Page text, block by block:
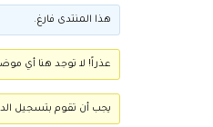
هذا المنتدى فارغ.
عذراً! لا توجد هنا أي
يجب أن تقوم بتسجيل